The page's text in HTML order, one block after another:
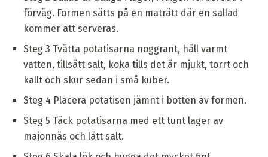
förväg. Formen sätts på en maträtt där en sallad
kommer att serveras.
Steg 3 Tvätta potatisarna noggrant, häll varmt
vatten, tillsätt salt, koka tills det är mjukt, torrt och
kallt och skur sedan i små kuber.
Steg 4 Placera potatisen jämnt i botten av formen.
Steg 5 Täck potatisarna med ett tunt lager av
majonnäs och lätt salt.